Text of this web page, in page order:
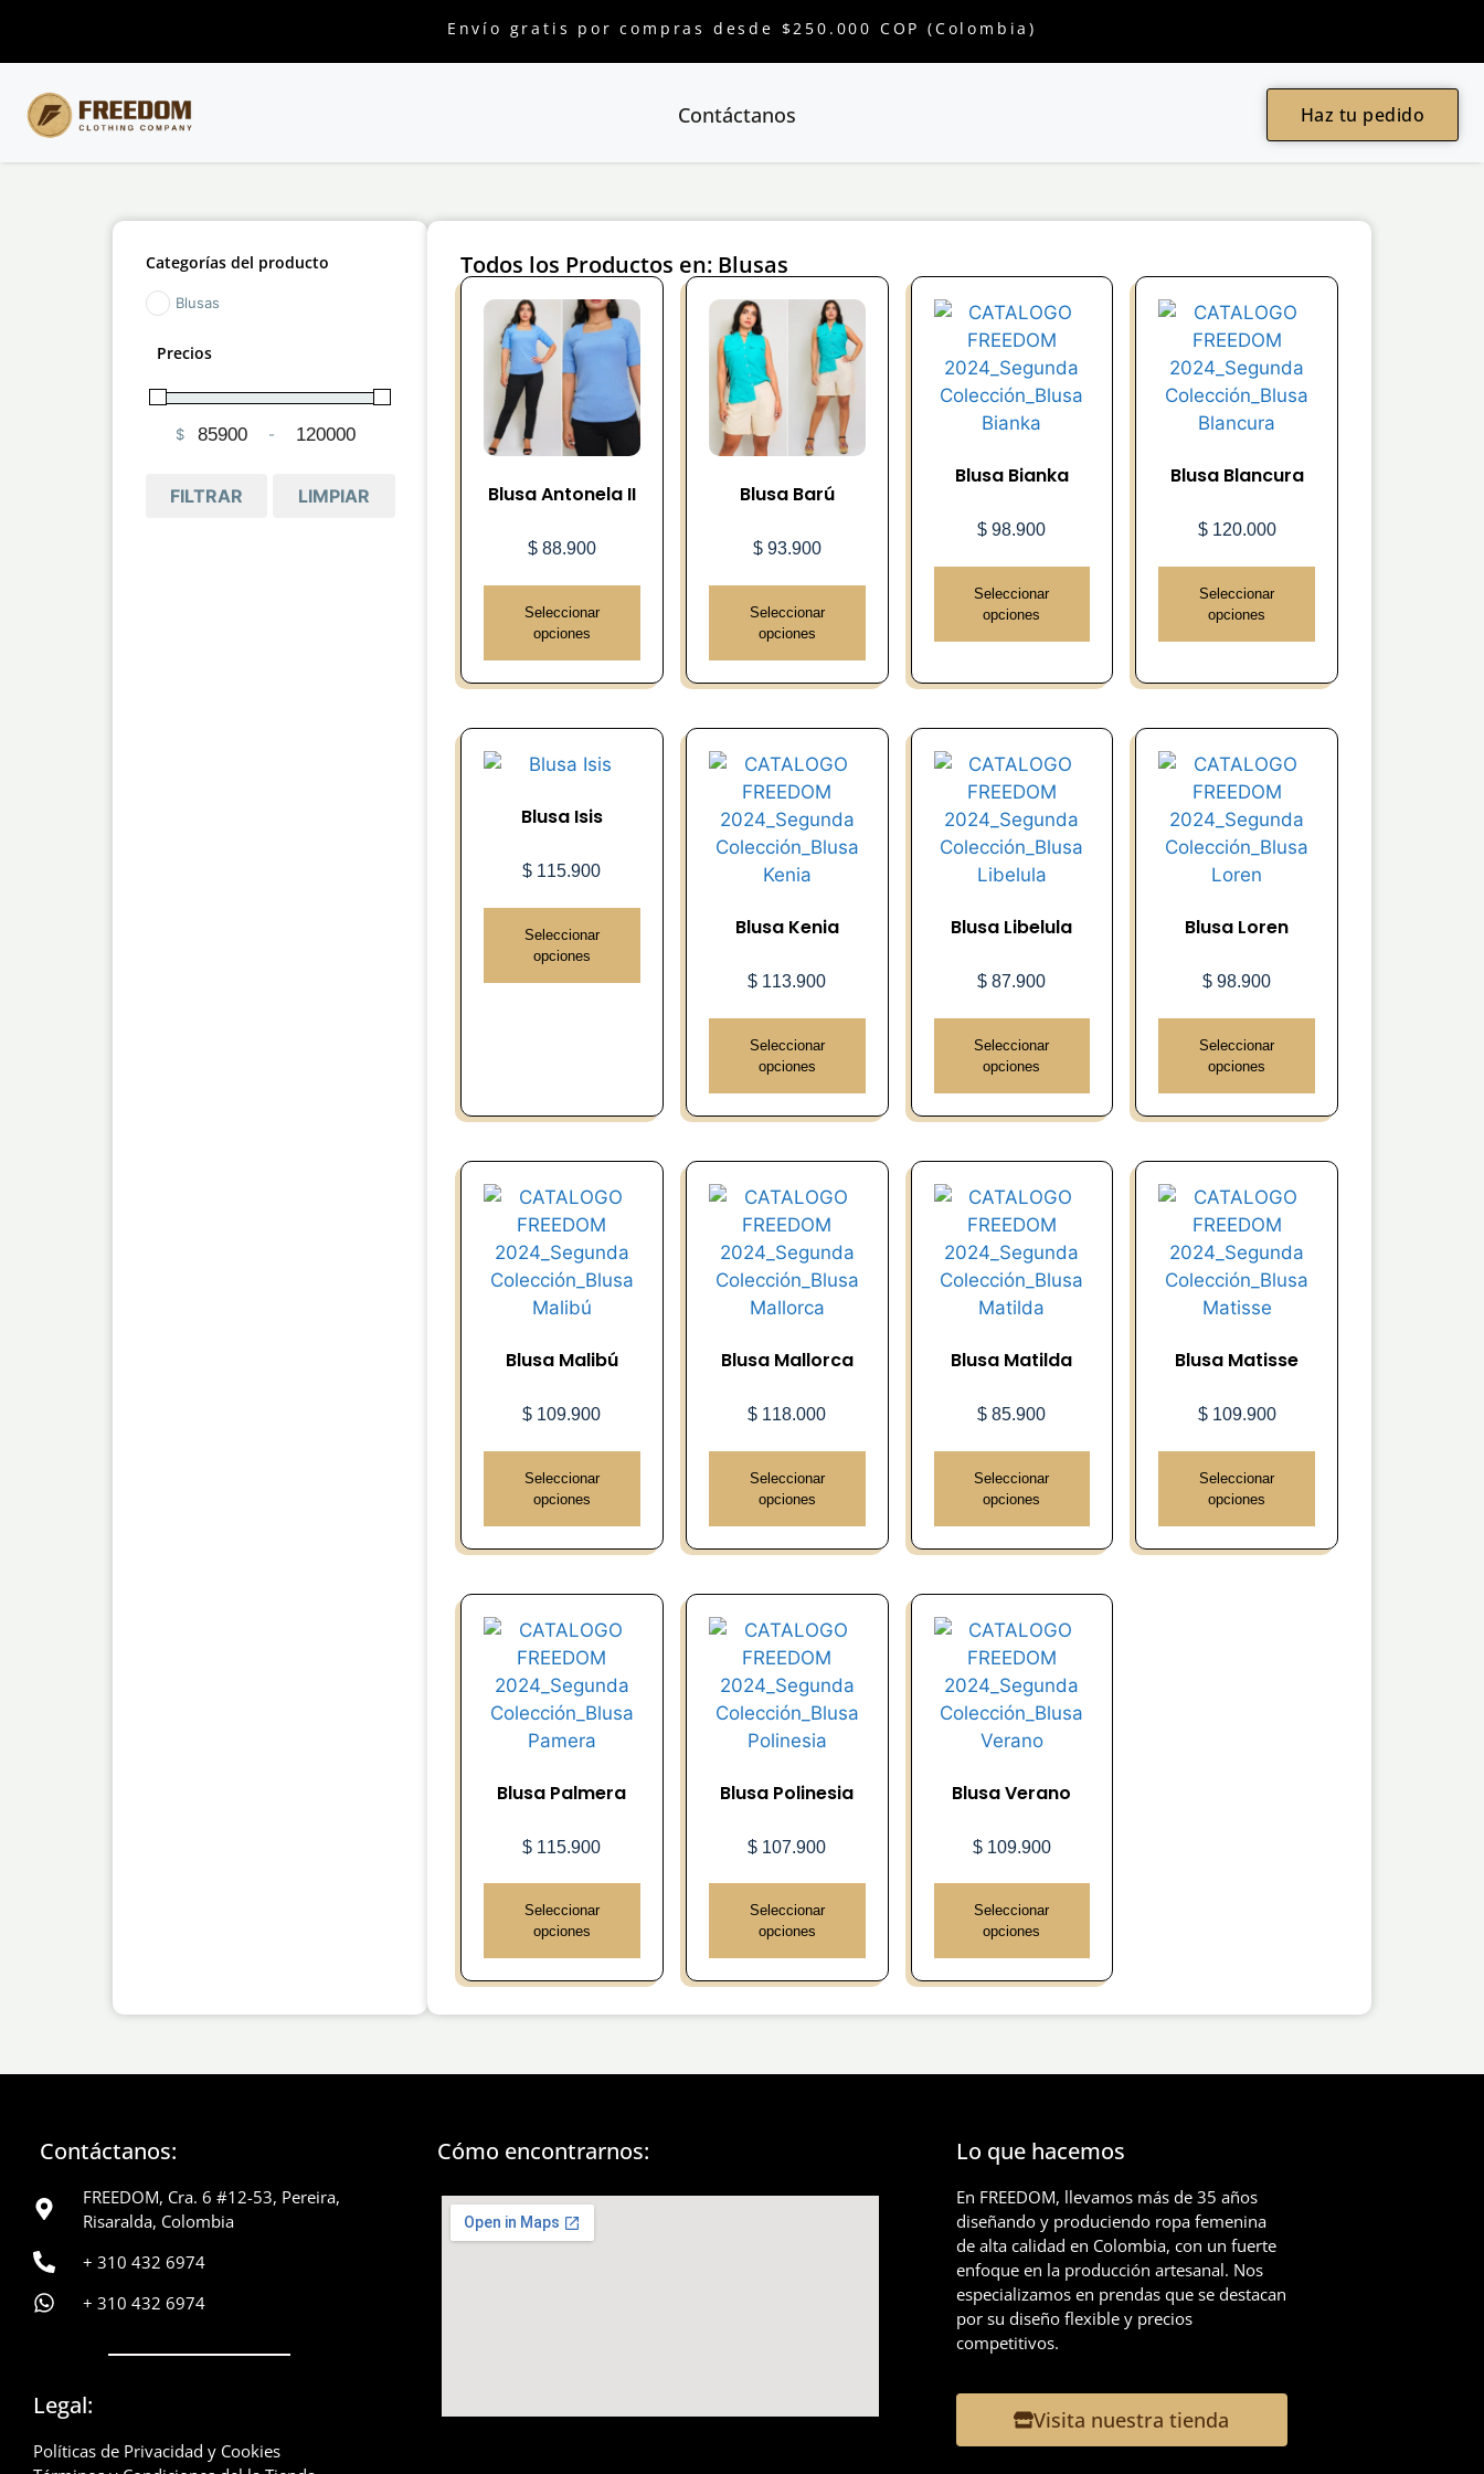
Envío gratis por compras desde $250.000 COP (Colombia)
Contáctanos Haz tu pedido
Categorías del producto
Blusas
Precios
$
Minimum Price
-
Maximum Price
FILTRAR LIMPIAR
Todos los Productos en: Blusas
Blusa Antonela II
$88.900
Seleccionar
opciones
Blusa Barú
$93.900
Seleccionar
opciones
Blusa Bianka
$ 98.900
Seleccionar
opciones
Blusa Blancura
$120.000
Seleccionar
opciones
Blusa Isis
$ 115.900
Seleccionar
opciones
Blusa Kenia
$ 113.900
Seleccionar
opciones
Blusa Libelula
$ 87.900
Seleccionar
opciones
Blusa Loren
$ 98.900
Seleccionar
opciones
Blusa Malibú
$ 109.900
Seleccionar
opciones
Blusa Mallorca
$ 118.000
Seleccionar
opciones
Blusa Matilda
$ 85.900
Seleccionar
opciones
Blusa Matisse
$109.900
Seleccionar
opciones
Blusa Palmera
$ 115.900
Seleccionar
opciones
Blusa Polinesia
$ 107.900
Seleccionar
opciones
Blusa Verano
$109.900
Seleccionar
opciones
Contáctanos:
FREEDOM, Cra. 6 #12-53, Pereira,
Risaralda, Colombia
+ 310 432 6974
+ 310 432 6974
Legal:
Políticas de Privacidad y Cookies
Cómo encontrarnos: Lo que hacemos
En FREEDOM, llevamos más de 35 años
diseñando y produciendo ropa femenina
de alta calidad en Colombia, con un fuerte
enfoque en la producción artesanal. Nos
especializamos en prendas que se destacan
por su diseño flexible y precios
competitivos.
Visita nuestra tienda